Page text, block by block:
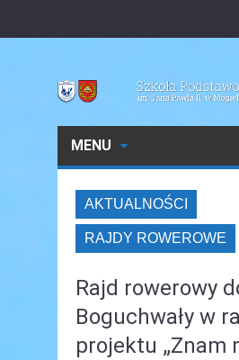
MENU
AKTUALNOŚCI
RAJDY ROWEROWE
Rajd rowerowy
Boguchwały w
projektu „Znam